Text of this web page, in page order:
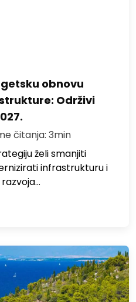
obnovu
Održivi
čitanja: 3min
želi smanjiti
infrastrukturu i